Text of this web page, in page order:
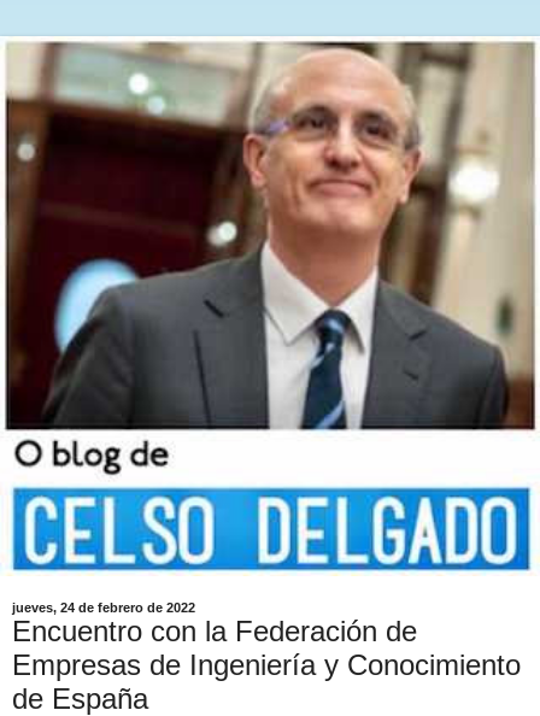
jueves, 24 de febrero de 2022
Encuentro con la Federación de
Empresas de Ingeniería y Conocimiento
de España